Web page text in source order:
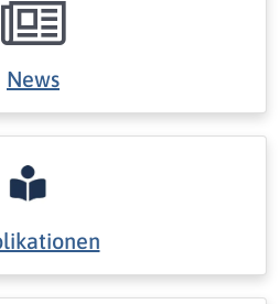
News